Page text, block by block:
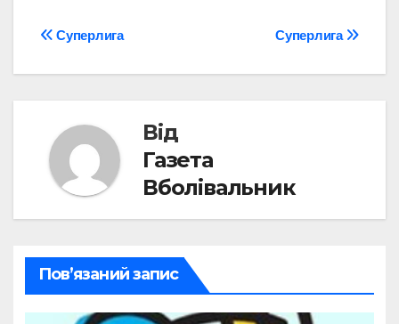
Навігація
записів
Суперлига
Суперлига
Від
Газета
Вболівальник
Пов’язаний запис